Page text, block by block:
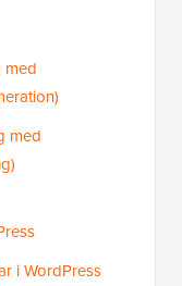
med
med
i WordPress